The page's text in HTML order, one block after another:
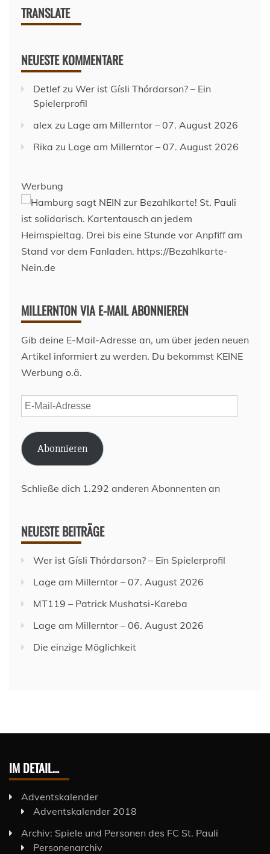
TRANSLATE
NEUESTE KOMMENTARE
Detlefzu Wer ist Gísli Thórdarson? – Ein
Spielerprofil
alex zu Lage am Millerntor – 07. August 2026
Rika zu Lage am Millerntor – 07. August 2026
Werbung
MILLERNTON VIA E-MAIL ABONNIEREN
Gib deine E-Mail-Adresse an, um über jeden neuen
Artikel informiert zu werden. Du bekommst KEINE
Werbung o.ä.
E-
Mail-
Adresse
Abonnieren
Schließe dich 1.292 anderen Abonnenten an
NEUESTE BEITRÄGE
Wer ist Gísli Thórdarson? – Ein Spielerprofil
Lage am Millerntor – 07. August 2026
MT119 – Patrick Mushatsi-Kareba
Lage am Millerntor – 06. August 2026
Die einzige Möglichkeit
IM DETAIL…
Adventskalender
Adventskalender 2018
Archiv: Spiele und Personen des FC St. Pauli
Personenarchiv